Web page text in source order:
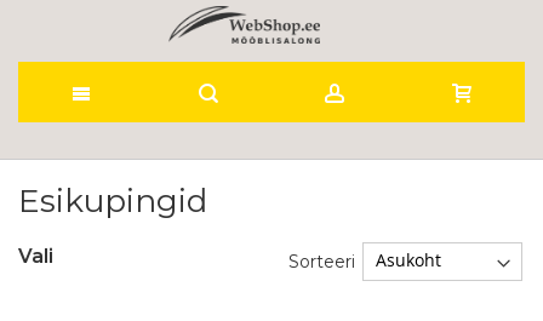
to
Esikupingid
Sorteeri
Vali